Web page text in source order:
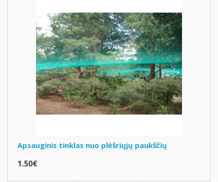
Apsauginis tinklas nuo plėšriųjų paukščių
1.50€